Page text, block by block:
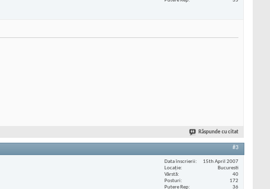
Răspunde cu citat
#3
Data înscrierii
15th April 2007
Locaţie
Bucuresti
Vârstă
40
Posturi
172
Putere Rep
36